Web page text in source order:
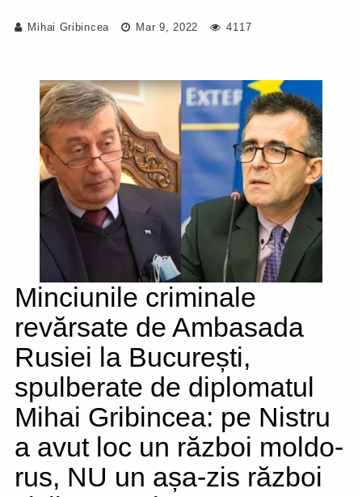
Mihai Gribincea Mar 9, 2022 4117
Minciunile criminale
revărsate de Ambasada
Rusiei la București,
spulberate de diplomatul
Mihai Gribincea: pe Nistru
a avut loc un război moldo-
rus, NU un așa-zis război